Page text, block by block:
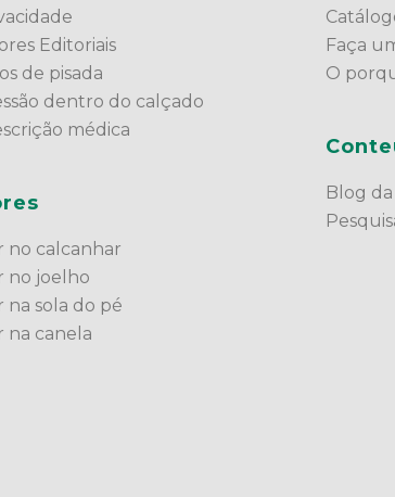
Editoriais
de pisada
dentro do calçado
médica
no calcanhar
no joelho
na sola do pé
na canela
Faça
O
Blog